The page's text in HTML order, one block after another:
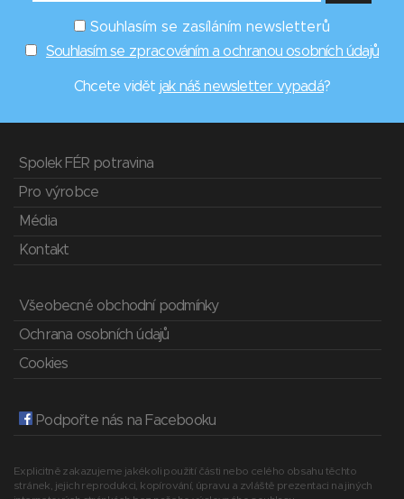
Souhlasím se zasíláním newsletterů
Souhlasím se zpracováním a ochranou osobních údajů
Chcete vidět jak náš newsletter vypadá?
Spolek FÉR potravina
Pro výrobce
Média
Kontakt
Všeobecné obchodní podmínky
Ochrana osobních údajů
Cookies
Podpořte nás na Facebooku
Explicitně zakazujeme jakékoli použití části nebo celého obsahu těchto
stránek, jejich reprodukci, kopírování, úpravu a zvláště prezentaci na jiných